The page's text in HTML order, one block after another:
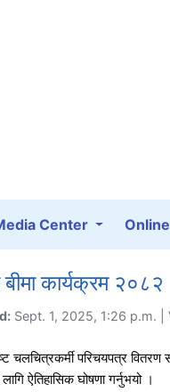
Center
कार्यक्रम २०८२
Sept. 1, 2025, 1:26 p.m. |
परिचयपत्र वितरण
ऐतिहासिक घोषणा गर्नुभयो ।